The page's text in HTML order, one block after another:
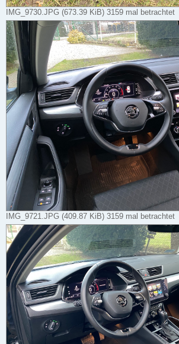
IMG_9730.JPG (673.39 KiB) 3159 mal betrachtet
IMG_9721.JPG (409.87 KiB) 3159 mal betrachtet